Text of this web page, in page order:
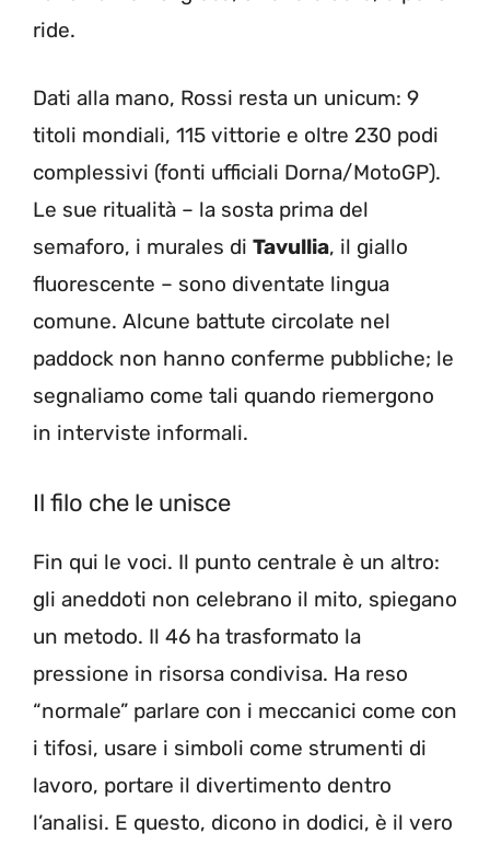
ride.
Dati alla mano, Rossi resta un unicum: 9
titoli mondiali, 115 vittorie e oltre 230 podi
complessivi (fonti ufficiali Dorna/MotoGP).
Le sue ritualità – la sosta prima del
semaforo, i murales di Tavullia, il giallo
fluorescente – sono diventate lingua
comune. Alcune battute circolate nel
paddock non hanno conferme pubbliche; le
segnaliamo come tali quando riemergono
in interviste informali.
Il filo che le unisce
Fin qui le voci. Il punto centrale è un altro:
gli aneddoti non celebrano il mito, spiegano
un metodo. Il 46 ha trasformato la
pressione in risorsa condivisa. Ha reso
“normale” parlare con i meccanici come con
i tifosi, usare i simboli come strumenti di
lavoro, portare il divertimento dentro
l’analisi. E questo, dicono in dodici, è il vero